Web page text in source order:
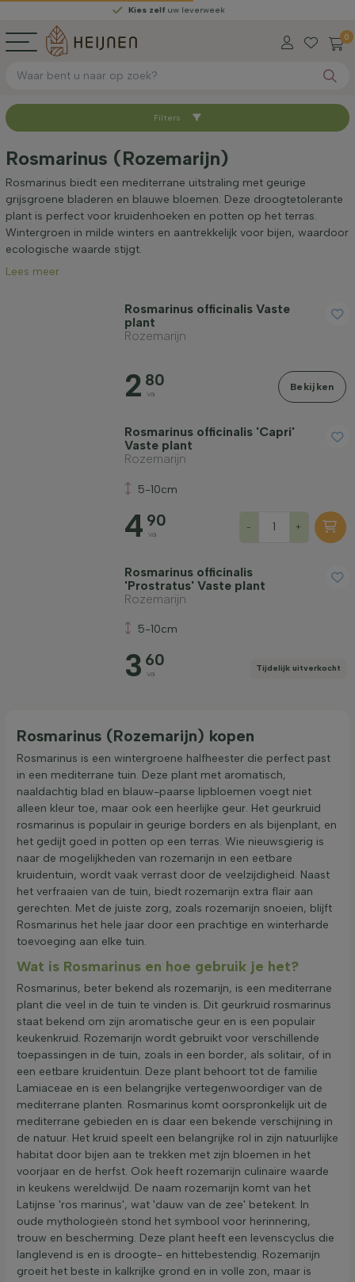
Kies zelf uw leverweek
0
Sorteer op
Beschikbaar
Hoogte bij levering (cm)
Volwassen hoogte (cm)
Winterhardheid
Geurend
Grondsoort
Filter toepassen
Filters
Rosmarinus (Rozemarijn)
Rosmarinus biedt een mediterrane uitstraling met geurige
grijsgroene bladeren en blauwe bloemen. Deze droogtetolerante
plant is perfect voor kruidenhoeken en potten op het terras.
Wintergroen in milde winters en aantrekkelijk voor bijen, waardoor
ecologische waarde stijgt.
Lees meer
Rosmarinus officinalis Vaste
plant
Rozemarijn
2 80
va
Bekijken
Rosmarinus officinalis 'Capri'
Vaste plant
Rozemarijn
5-10cm
4 90
va
- +
Rosmarinus officinalis
'Prostratus' Vaste plant
Rozemarijn
5-10cm
3 60
va
Tijdelijk uitverkocht
Rosmarinus (Rozemarijn) kopen
Rosmarinus is een wintergroene halfheester die perfect past
in een mediterrane tuin. Deze plant met aromatisch,
naaldachtig blad en blauw-paarse lipbloemen voegt niet
alleen kleur toe, maar ook een heerlijke geur. Het geurkruid
rosmarinus is populair in geurige borders en als bijenplant, en
het gedijt goed in potten op een terras. Wie nieuwsgierig is
naar de mogelijkheden van rozemarijn in een eetbare
kruidentuin, wordt vaak verrast door de veelzijdigheid. Naast
het verfraaien van de tuin, biedt rozemarijn extra flair aan
gerechten. Met de juiste zorg, zoals rozemarijn snoeien, blijft
Rosmarinus het hele jaar door een prachtige en winterharde
toevoeging aan elke tuin.
Wat is Rosmarinus en hoe gebruik je het?
Rosmarinus, beter bekend als rozemarijn, is een mediterrane
plant die veel in de tuin te vinden is. Dit geurkruid rosmarinus
staat bekend om zijn aromatische geur en is een populair
keukenkruid. Rozemarijn wordt gebruikt voor verschillende
toepassingen in de tuin, zoals in een border, als solitair, of in
een eetbare kruidentuin. Deze plant behoort tot de familie
Lamiaceae en is een belangrijke vertegenwoordiger van de
mediterrane planten. Rosmarinus komt oorspronkelijk uit de
mediterrane gebieden en is daar een bekende verschijning in
de natuur. Het kruid speelt een belangrijke rol in zijn natuurlijke
habitat door bijen aan te trekken met zijn bloemen in het
voorjaar en de herfst. Ook heeft rozemarijn culinaire waarde
in keukens wereldwijd. De naam rozemarijn komt van het
Latijnse 'ros marinus', wat 'dauw van de zee' betekent. In
oude mythologieën stond het symbool voor herinnering,
trouw en bescherming. Deze plant heeft een levenscyclus die
langlevend is en is droogte- en hittebestendig. Rozemarijn
groeit het beste in kalkrijke grond en in volle zon, maar is